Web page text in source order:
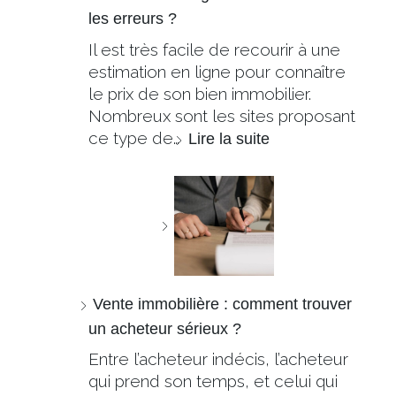
les erreurs ?
Il est très facile de recourir à une
estimation en ligne pour connaître
le prix de son bien immobilier.
Nombreux sont les sites proposant
ce type de… Lire la suite
Vente immobilière : comment trouver
un acheteur sérieux ?
Entre l’acheteur indécis, l’acheteur
qui prend son temps, et celui qui